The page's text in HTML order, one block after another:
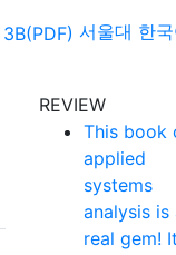
서울대 한
REVIEW
This book
applied
systems
analysis is
real gem!